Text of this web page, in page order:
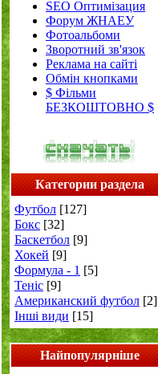
SEO Оптимізация
Форум ЖНАЕУ
Фотоальбоми
Зворотний зв'язок
Реклама на сайті
Обмін кнопками
$ Фільми
БЕЗКОШТОВНО $
Категории раздела
Футбол [127]
Бокс [32]
Баскетбол [9]
Хокей [9]
Формула - 1 [5]
Теніс [9]
Американский футбол [2]
Інші види [15]
Найпопулярніше